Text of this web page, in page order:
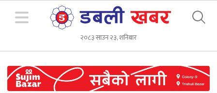
२०८३ साउन २३, शनिबार